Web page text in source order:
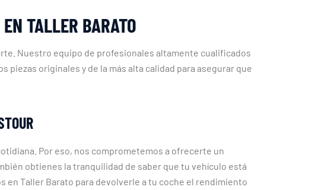
TALLER BARATO
Nuestro equipo de profesionales altamente cualificados
piezas originales y de la más alta calidad para asegurar que
Por eso, nos comprometemos a ofrecerte un
obtienes la tranquilidad de saber que tu vehículo está
en Taller Barato para devolverle a tu coche el rendimiento